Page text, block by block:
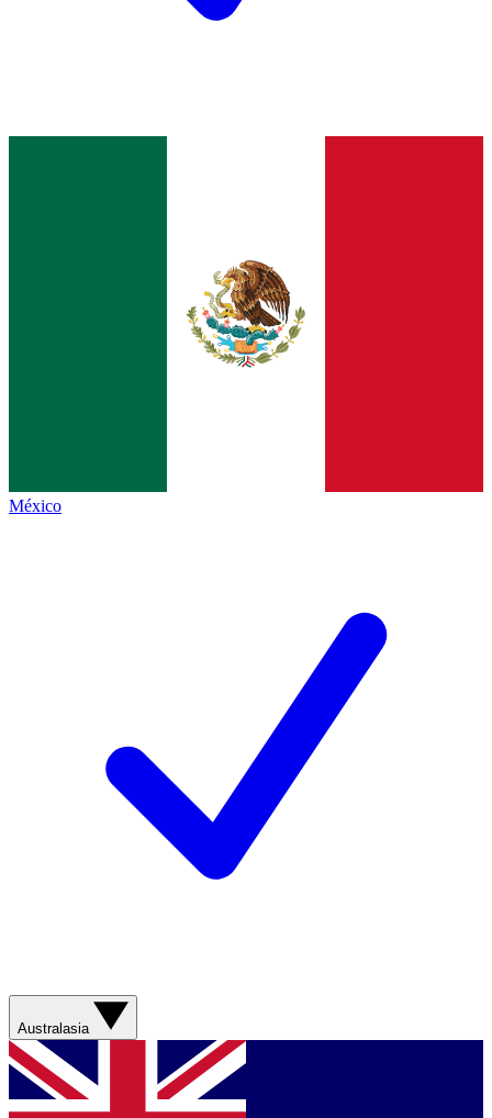
México
Australasia